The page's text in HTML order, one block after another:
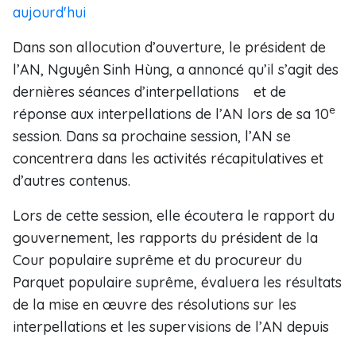
aujourd'hui
Dans son allocution d’ouverture, le président de
l’AN, Nguyên Sinh Hùng, a annoncé qu’il s’agit des
dernières séances d’interpellations et de
réponse aux interpellations de l’AN lors de sa 10e
session. Dans sa prochaine session, l’AN se
concentrera dans les activités récapitulatives et
d’autres contenus.
Lors de cette session, elle écoutera le rapport du
gouvernement, les rapports du président de la
Cour populaire suprême et du procureur du
Parquet populaire suprême, évaluera les résultats
de la mise en œuvre des résolutions sur les
interpellations et les supervisions de l’AN depuis